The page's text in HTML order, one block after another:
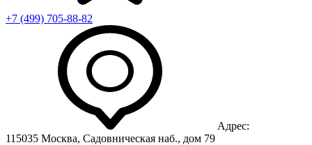
+7 (499) 705-88-82
Адрес:
115035 Москва, Садовническая наб., дом 79